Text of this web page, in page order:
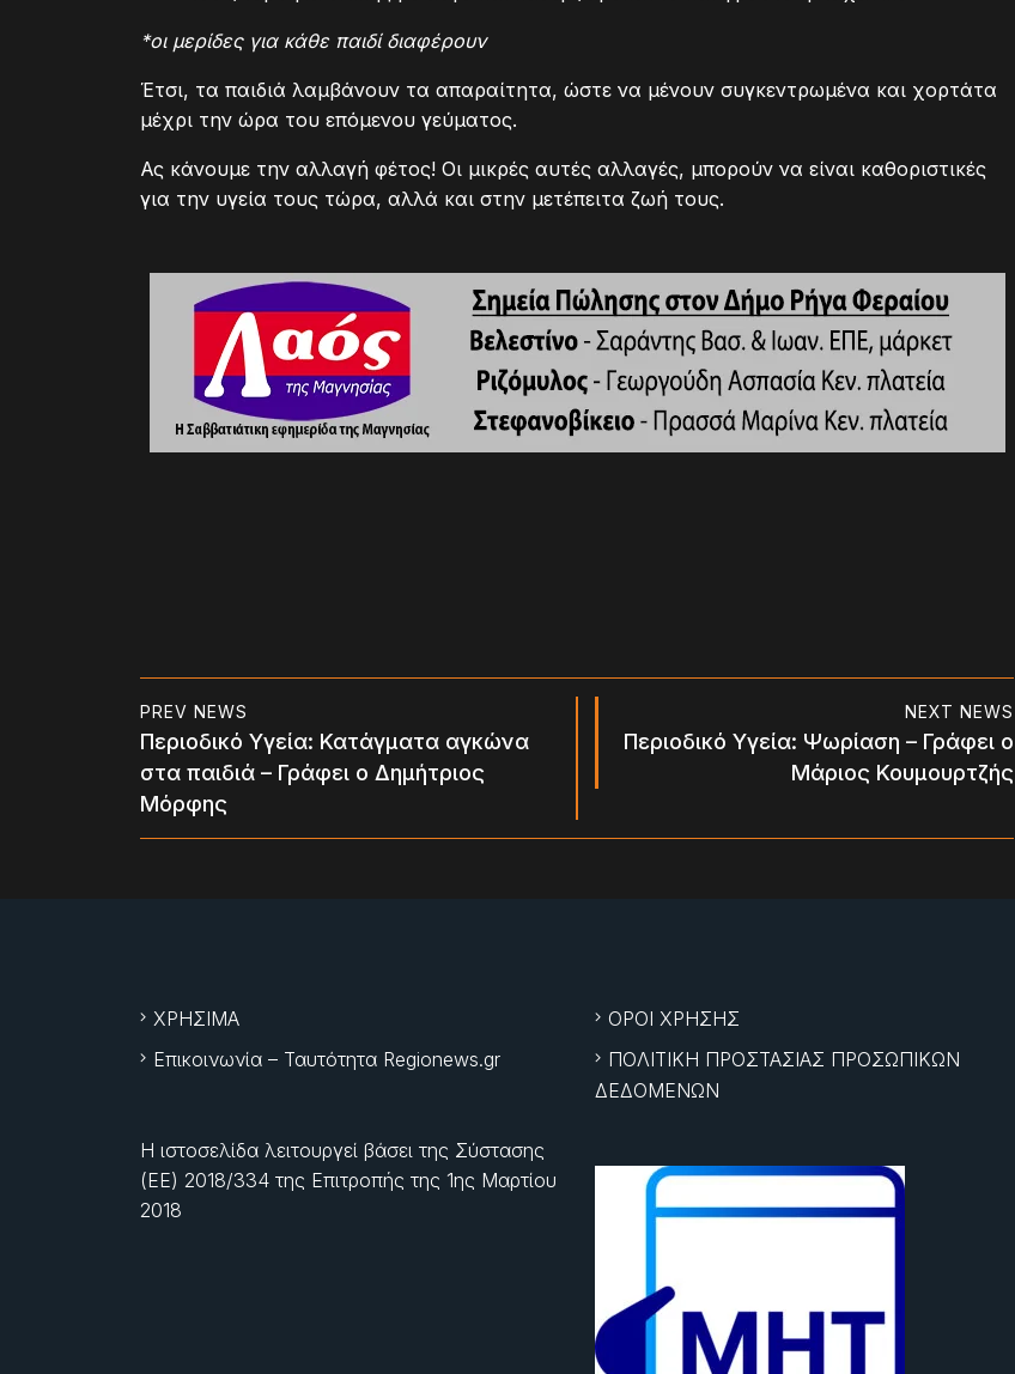
*οι μερίδες για κάθε παιδί διαφέρουν
Έτσι, τα παιδιά λαμβάνουν τα απαραίτητα, ώστε να μένουν συγκεντρωμένα και χορτάτα
μέχρι την ώρα του επόμενου γεύματος.
Ας κάνουμε την αλλαγή φέτος! Οι μικρές αυτές αλλαγές, μπορούν να είναι καθοριστικές
για την υγεία τους τώρα, αλλά και στην μετέπειτα ζωή τους.
PREV NEWS
Περιοδικό Υγεία: Κατάγματα αγκώνα
στα παιδιά – Γράφει ο Δημήτριος
Μόρφης
NEXT NEWS
Περιοδικό Υγεία: Ψωρίαση – Γράφει ο
Μάριος Κουμουρτζής
ΧΡΗΣΙΜΑ
Επικοινωνία – Ταυτότητα Regionews.gr
Η ιστοσελίδα λειτουργεί βάσει της Σύστασης
(ΕΕ) 2018/334 της Επιτροπής της 1ης Μαρτίου
2018
ΟΡΟΙ ΧΡΗΣΗΣ
ΠΟΛΙΤΙΚΗ ΠΡΟΣΤΑΣΙΑΣ ΠΡΟΣΩΠΙΚΩΝ
ΔΕΔΟΜΕΝΩΝ